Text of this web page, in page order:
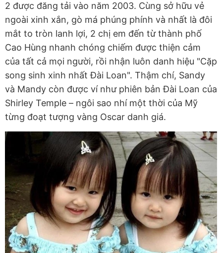
2 được đăng tải vào năm 2003. Cùng sở hữu vẻ
ngoài xinh xắn, gò má phúng phính và nhất là đôi
mắt to tròn lanh lợi, 2 chị em đến từ thành phố
Cao Hùng nhanh chóng chiếm được thiện cảm
của tất cả mọi người, rồi nhận luôn danh hiệu "Cặp
song sinh xinh nhất Đài Loan". Thậm chí, Sandy
và Mandy còn được ví như phiên bản Đài Loan của
Shirley Temple – ngôi sao nhí một thời của Mỹ
từng đoạt tượng vàng Oscar danh giá.